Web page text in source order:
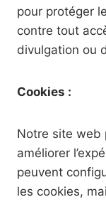
pour protéger
contre tout
divulgation ou
Cookies :
Notre site web
améliorer
peuvent
les cookies,